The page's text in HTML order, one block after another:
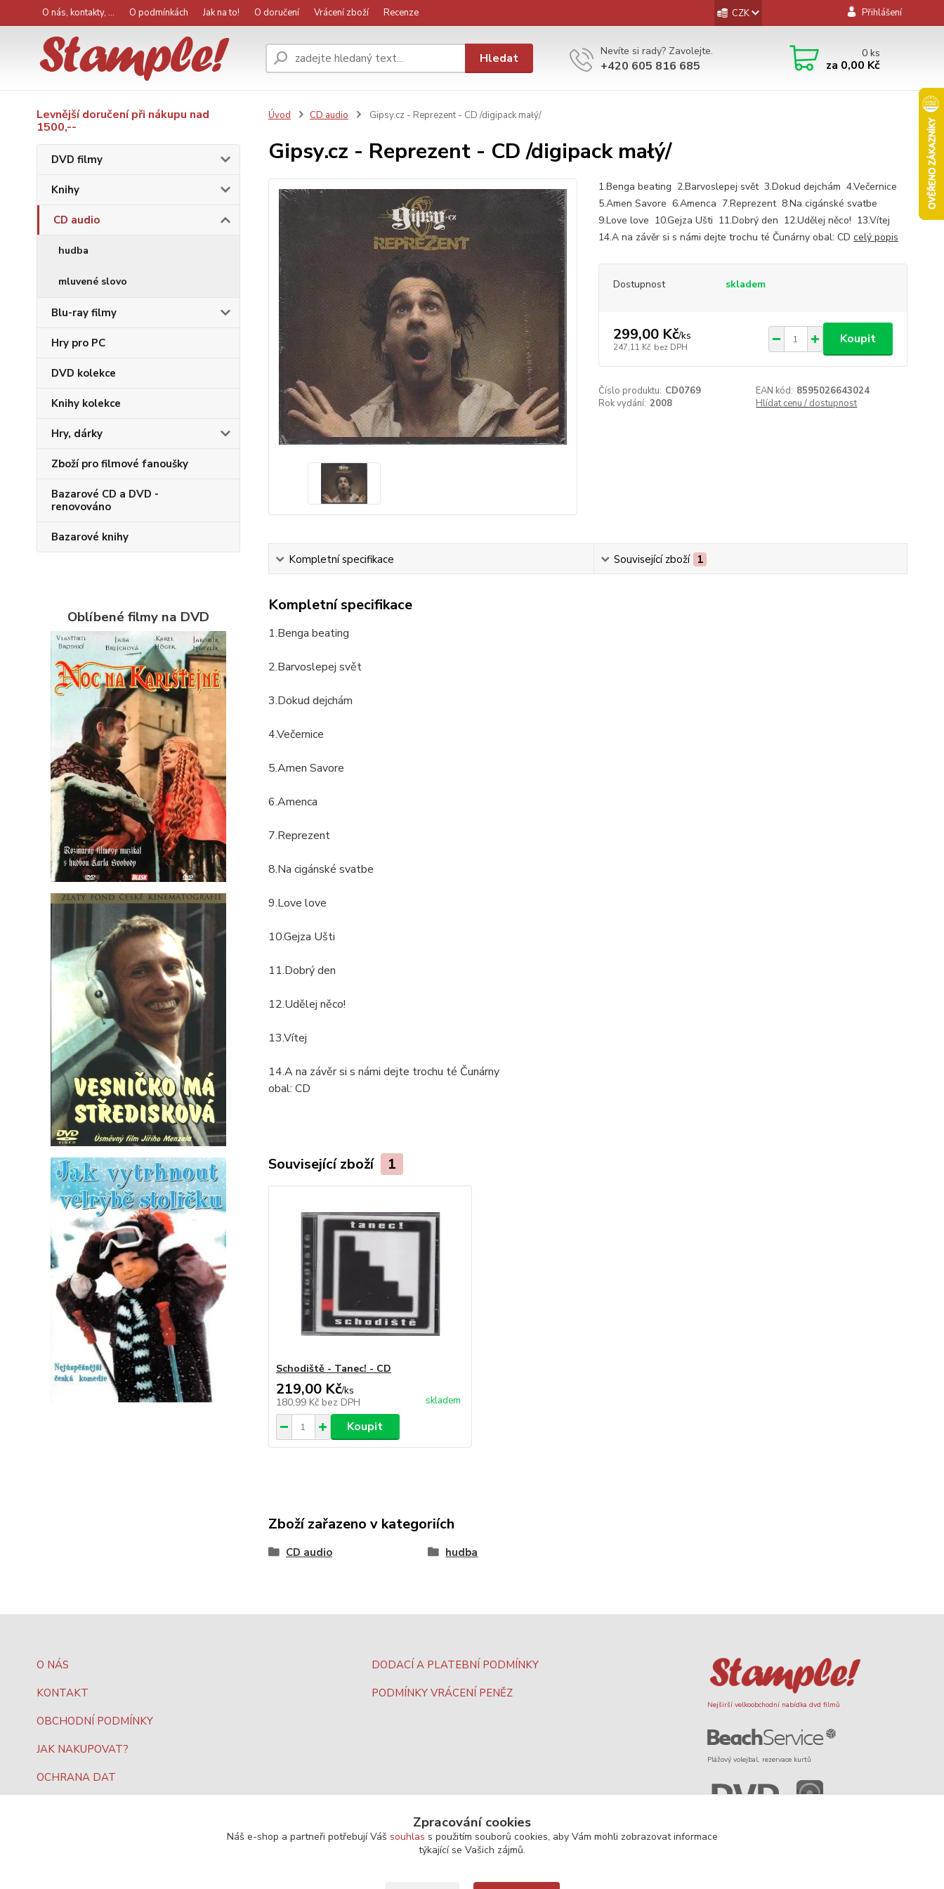
O nás, kontakty, ... O podmínkách Jak na to! O doručení Vrácení zboží Recenze CZK Přihlášení
Hledat Nevíte si rady? Zavolejte.
+420 605 816 685
0ks
za 0,00 Kč
Levnější doručení při nákupu nad
1500,--
DVD filmy
Knihy
CD audio
hudba
mluvené slovo
Blu-ray filmy
Hry pro PC
DVD kolekce
Knihy kolekce
Hry, dárky
Zboží pro filmové fanoušky
Bazarové CD a DVD -
renovováno
Bazarové knihy
Oblíbené filmy na DVD
Úvod CD audio Gipsy.cz - Reprezent - CD /digipack małý/
Gipsy.cz - Reprezent - CD /digipack małý/
1.Benga beating 2.Barvoslepej svět 3.Dokud dejchám 4.Večernice
5.Amen Savore 6.Amenca 7.Reprezent 8.Na cigánské svatbe
9.Love love 10.Gejza Ušti 11.Dobrý den 12.Udělej něco! 13.Vítej
14.A na závěr si s námi dejte trochu té Čunárny obal: CD celý popis
Dostupnost skladem
299,00 Kč/ks
247,11 Kč bez DPH
Koupit
Číslo produktu: CD0769 EAN kód: 8595026643024
Rok vydání: 2008 Hlídat cenu / dostupnost
Kompletní specifikace Související zboží 1
Kompletní specifikace
1.Benga beating
2.Barvoslepej svět
3.Dokud dejchám
4.Večernice
5.Amen Savore
6.Amenca
7.Reprezent
8.Na cigánské svatbe
9.Love love
10.Gejza Ušti
11.Dobrý den
12.Udělej něco!
13.Vítej
14.A na závěr si s námi dejte trochu té Čunárny
obal: CD
Související zboží 1
Schodiště - Tanec! - CD
219,00 Kč/ks
180,99 Kč bez DPH skladem
Koupit
Zboží zařazeno v kategoriích
CD audio hudba
O NÁS
KONTAKT
OBCHODNÍ PODMÍNKY
JAK NAKUPOVAT?
OCHRANA DAT
DODACÍ A PLATEBNÍ PODMÍNKY
PODMÍNKY VRÁCENÍ PENĚZ
Nejširší velkoobchodní nabídka dvd filmů
Plážový volejbal, rezervace kurtů
Zpracování cookies
Náš e-shop a partneři potřebují Váš souhlas s použitím souborů cookies, aby Vám mohli zobrazovat informace
týkající se Vašich zájmů.